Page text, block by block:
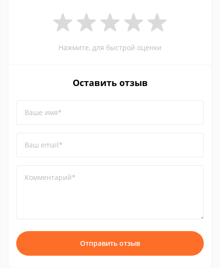
Нажмите, для быстрой оценки
Оставить отзыв
Ваше имя*
Ваш email*
Комментарий*
Отправить отзыв